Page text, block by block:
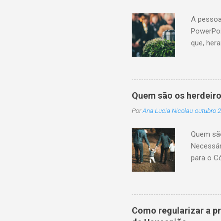
A
que,
não
a
legítima
da
Quem são os
PorAna Lucia Nicolau outubro
Quem
para o
na
1.845,
o
o
Como regularizar a